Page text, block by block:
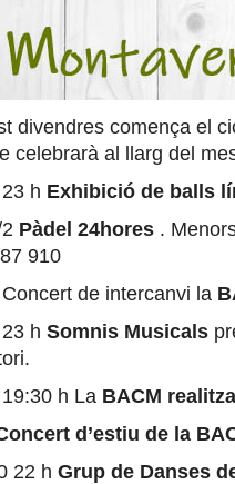
divendres comença el
celebrarà al llarg del
h Exhibició de balls
Pàdel 24hores .
910
de intercanvi la
h Somnis Musicals
h La BACM
d’estiu de la
22 h Grup de Danses